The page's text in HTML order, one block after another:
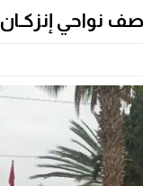
نواحي إنزكـان